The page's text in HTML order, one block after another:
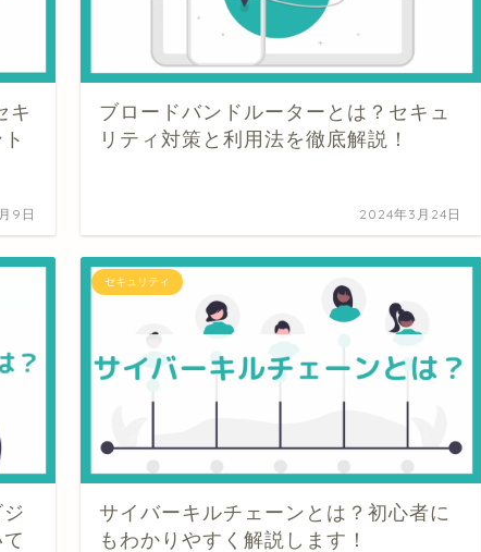
キ
9日
ブロードバンドルーターとは？セキュ
リティ対策と利用法を徹底解説！
2024年3月24日
セキュリティ
サイバーキルチェーンとは？初心者に
もわかりやすく解説します！